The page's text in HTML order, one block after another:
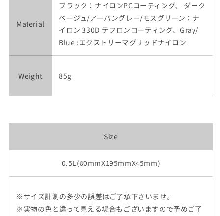
Material
ブラック：ナイロンPCコーティング、 ダーク
ベージュ/アーバングレー/モスグリーン：ナ
イロン 330D テフロンコーティング、 Gray/
Blue :エクストリーマグリッドナイロン
Weight 85g
Size
0.5L(80mmX195mmX45mm)
※サイズ計測の多少の誤差はご了承下さいませ。
※実物の色と違って見える場合もございますので予めご了